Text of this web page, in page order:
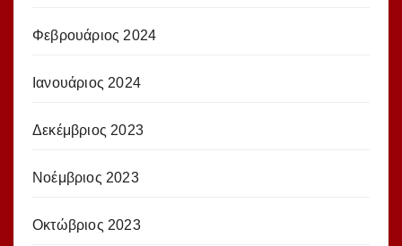
Φεβρουάριος 2024
Ιανουάριος 2024
Δεκέμβριος 2023
Νοέμβριος 2023
Οκτώβριος 2023